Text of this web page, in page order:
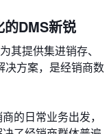
DMS新锐
其提供集进销存、
决方案，是经销商数
的日常业务出发，